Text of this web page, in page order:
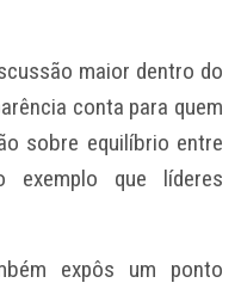
maior dentro do
conta para quem
sobre equilíbrio entre
exemplo que líderes
expôs um ponto